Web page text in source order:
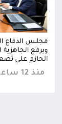
مجلس الدفاع
ويرفع الجاهزية
الحازم على
منذ 12 ساعة